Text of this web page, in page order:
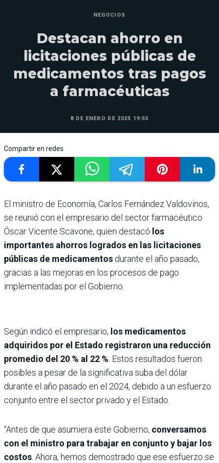
NEGOCIOS
Destacan ahorro en
licitaciones públicas de
medicamentos tras pagos
a farmacéuticas
8 DE ENERO DE 2025 19:55
Compartir en redes
El ministro de Economía, Carlos Fernández Valdovinos,
se reunió con el empresario del sector farmacéutico
Óscar Vicente Scavone, quien destacó los
importantes ahorros logrados en las licitaciones
públicas de medicamentos durante el año pasado,
gracias a las mejoras en los procesos de pago
implementadas por el Gobierno.
Según indicó el empresario, los medicamentos
adquiridos por el Estado registraron una reducción
promedio del 20 % al 22 % . Estos resultados fueron
posibles a pesar de la significativa suba del dólar
durante el año pasado en el 2024, debido a un esfuerzo
conjunto entre el sector privado y el Estado.
“Antes de que asumiera este Gobierno, conversamos
con el ministro para trabajar en conjunto y bajar los
costos . Ahora, hemos demostrado que ese esfuerzo se